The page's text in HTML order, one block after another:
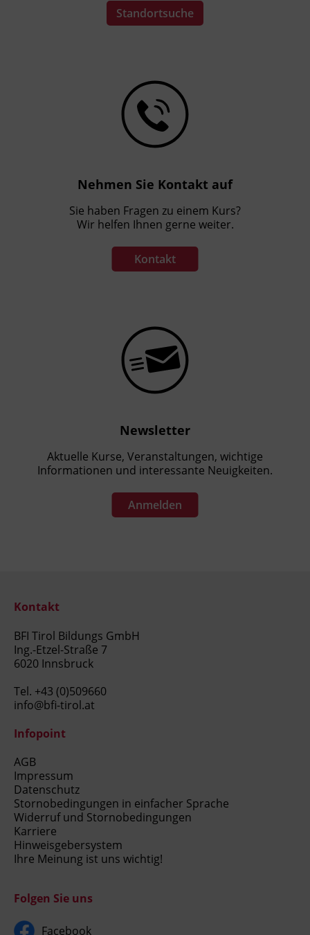
Standortsuche
Nehmen Sie Kontakt auf
Sie haben Fragen zu einem Kurs?
Wir helfen Ihnen gerne weiter.
Kontakt
Newsletter
Aktuelle Kurse, Veranstaltungen, wichtige
Informationen und interessante Neuigkeiten.
Anmelden
Kontakt
BFI Tirol Bildungs GmbH
Ing.-Etzel-Straße 7
6020 Innsbruck
Tel. +43 (0)509660
info@bfi-tirol.at
Infopoint
AGB
Impressum
Datenschutz
Stornobedingungen in einfacher Sprache
Widerruf und Stornobedingungen
Karriere
Hinweisgebersystem
Ihre Meinung ist uns wichtig!
Folgen Sie uns
Facebook